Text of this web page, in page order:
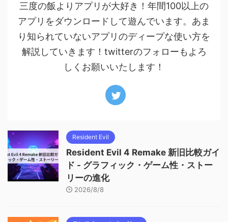
三度の飯よりアプリが大好き！年間100以上の
アプリをダウンロードして遊んでいます。あま
り知られていないアプリのディープな使い方を
解説していきます！twitterのフォローもよろ
しくお願いいたします！
Resident Evil
Resident Evil 4 Remake 新旧比較ガイ
ド - グラフィック・ゲーム性・ストー
リーの進化
2026/8/8